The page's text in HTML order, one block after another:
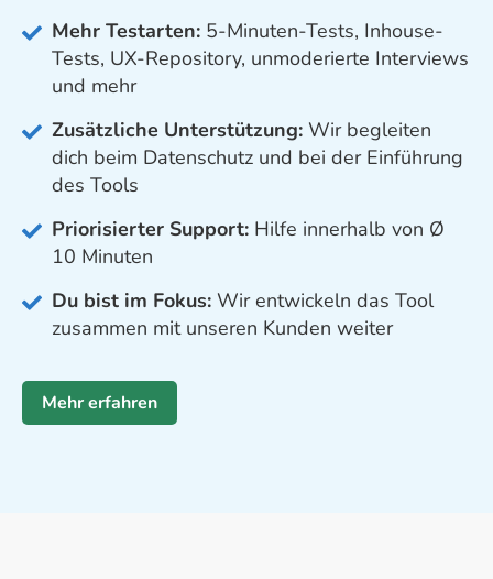
Mehr Testarten: 5-Minuten-Tests, Inhouse-
Tests, UX-Repository, unmoderierte Interviews
und mehr
Zusätzliche Unterstützung: Wir begleiten
dich beim Datenschutz und bei der Einführung
des Tools
Priorisierter Support: Hilfe innerhalb von Ø
10 Minuten
Du bist im Fokus: Wir entwickeln das Tool
zusammen mit unseren Kunden weiter
Mehr erfahren